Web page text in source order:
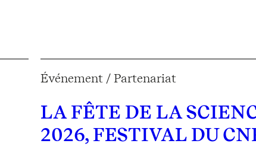
Événement / Partenariat
LA FÊTE DE LA
2026, FESTIVAL DU